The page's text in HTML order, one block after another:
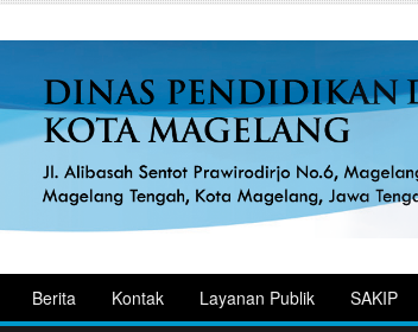
Berita Kontak Layanan Publik SAKIP